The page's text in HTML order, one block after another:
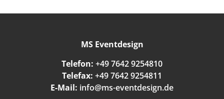
MS Eventdesign
Telefon: +49 7642 9254810
Telefax: +49 7642 9254811
E-Mail: info@ms-eventdesign.de